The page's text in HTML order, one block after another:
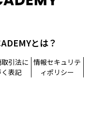
とは？
引法に
表記
情報セキュリテ
ィポリシー